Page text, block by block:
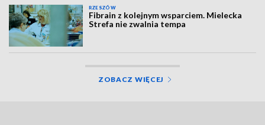
RZESZÓW
Fibrain z kolejnym wsparciem. Mielecka
Strefa nie zwalnia tempa
ZOBACZ WIĘCEJ